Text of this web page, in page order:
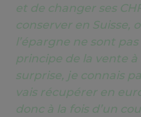
et de changer ses
conserver en Suisse,
l’épargne ne sont
principe de la vente à
surprise, je connais
vais récupérer en
donc à la fois d’un